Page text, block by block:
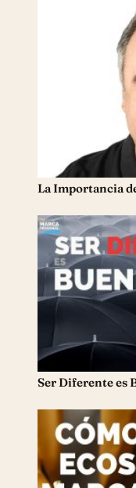
La Importancia
Ser Diferente es